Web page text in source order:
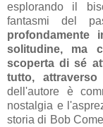
esplorando il
fantasmi del
solitudine, ma
scoperta di sé
tutto,
dell'autore è
nostalgia e
storia di Bob